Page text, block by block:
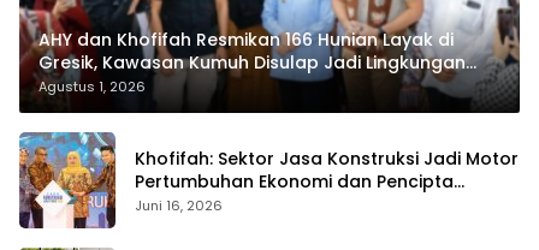
AHY dan Khofifah Resmikan 166 Hunian Layak di
Gresik, Kawasan Kumuh Disulap Jadi Lingkungan
ASRI
Agustus 1, 2026
Khofifah: Sektor Jasa Konstruksi Jadi Motor
Pertumbuhan Ekonomi dan Pencipta
Lapangan Kerja
Juni 16, 2026